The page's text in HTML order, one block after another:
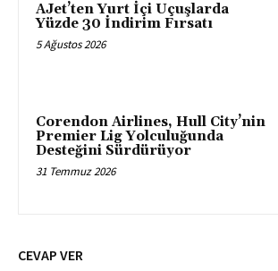
AJet’ten Yurt İçi Uçuşlarda
Yüzde 30 İndirim Fırsatı
5 Ağustos 2026
Corendon Airlines, Hull City’nin
Premier Lig Yolculuğunda
Desteğini Sürdürüyor
31 Temmuz 2026
CEVAP VER